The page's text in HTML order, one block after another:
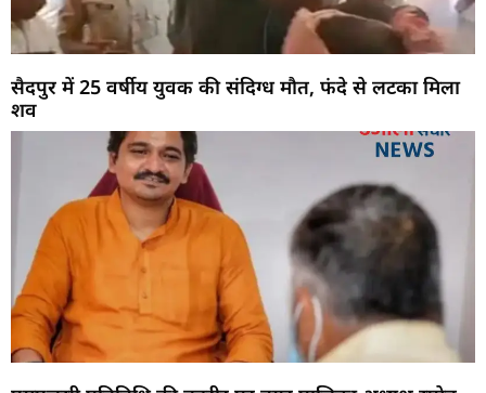
सैदपुर में 25 वर्षीय युवक की संदिग्ध मौत, फंदे से लटका मिला
शव